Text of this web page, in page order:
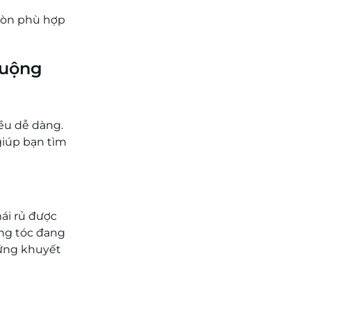
phù hợp
dễ dàng.
bạn tìm
rủ được
tóc đang
khuyết